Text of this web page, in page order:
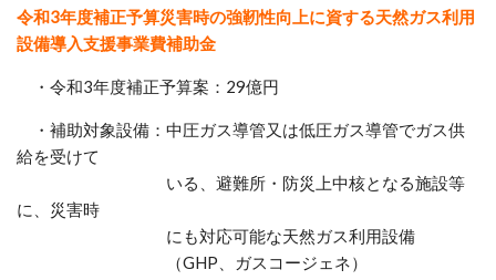
令和3年度補正予算災害時の強靭性向上に資する天然ガス利用
設備導入支援事業費補助金
・ 令和3年度補正予算案：29億円
・補助対象設備：中圧ガス導管又は低圧ガス導管でガス供
給を受けて
いる、避難所・防災上中核となる施設等
に、災害時
にも対応可能な天然ガス利用設備
（GHP、ガスコージェネ）